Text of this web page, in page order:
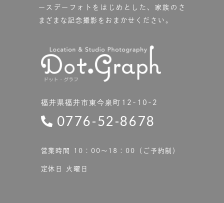
ースデーフォトをはじめとした、家族のさ
まざまな記念撮影をおまかせください。
福井県福井市東今泉町12-10-2
0776-52-8678
営業時間 10：00〜18：00（ご予約制）
定休日 火曜日